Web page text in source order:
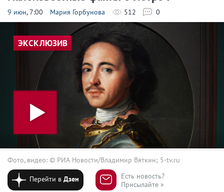
9 июн, 7:00 Мария Горбунова 512 0
ЭКСКЛЮЗИВ
Фото, видео: © РИА Новости/Владимир Вяткин; 5-tv.ru
Перейти вДзен
Есть новость?
Присылайте »